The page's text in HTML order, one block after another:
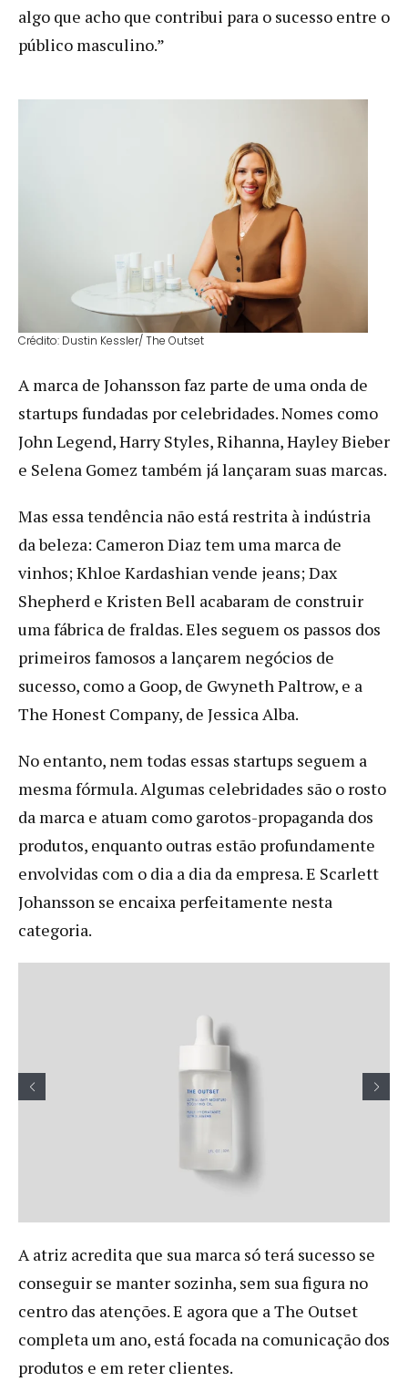
algo que acho que contribui para o sucesso entre o
público masculino.”
Crédito: Dustin Kessler/ The Outset
A marca de Johansson faz parte de uma onda de
startups fundadas por celebridades. Nomes como
John Legend, Harry Styles, Rihanna, Hayley Bieber
e Selena Gomez também já lançaram suas marcas.
Mas essa tendência não está restrita à indústria
da beleza: Cameron Diaz tem uma marca de
vinhos; Khloe Kardashian vende jeans; Dax
Shepherd e Kristen Bell acabaram de construir
uma fábrica de fraldas. Eles seguem os passos dos
primeiros famosos a lançarem negócios de
sucesso, como a Goop, de Gwyneth Paltrow, e a
The Honest Company, de Jessica Alba.
No entanto, nem todas essas startups seguem a
mesma fórmula. Algumas celebridades são o rosto
da marca e atuam como garotos-propaganda dos
produtos, enquanto outras estão profundamente
envolvidas com o dia a dia da empresa. E Scarlett
Johansson se encaixa perfeitamente nesta
categoria.
A atriz acredita que sua marca só terá sucesso se
conseguir se manter sozinha, sem sua figura no
centro das atenções. E agora que a The Outset
completa um ano, está focada na comunicação dos
produtos e em reter clientes.